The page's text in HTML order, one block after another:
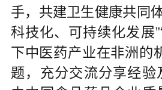
手，共建卫生健康共同
科技化、可持续化发展
下中医药产业在非洲的
题，充分交流分享经验